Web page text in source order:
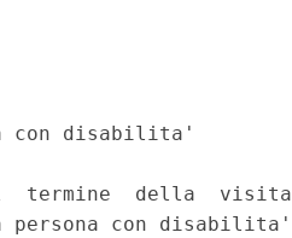
con disabilita'
termine  della  visita
con disabilita'